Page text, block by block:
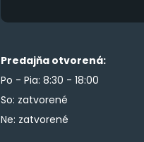
Predajňa otvorená:
Po - Pia: 8:30 - 18:00
So: zatvorené
Ne: zatvorené